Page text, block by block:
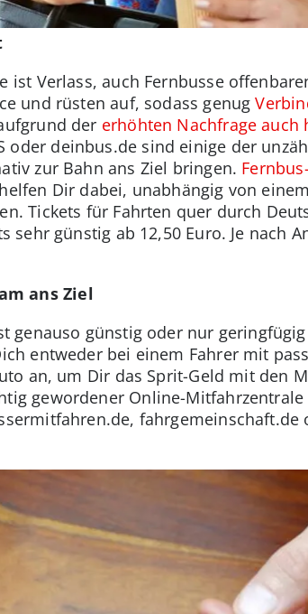
ist Verlass, auch Fernbusse
und rüsten auf, sodass genug
der erhöhten Nachfrage auch
oder deinbus.de sind einige der
zur Bahn ans Ziel bringen.
Dir dabei, unabhängig von
Tickets für Fahrten quer durch
günstig ab 12,50 Euro. Je nach
ans Ziel
genauso günstig oder nur
entweder bei einem Fahrer mit
an, um Dir das Sprit-Geld mit den
gewordener Online-